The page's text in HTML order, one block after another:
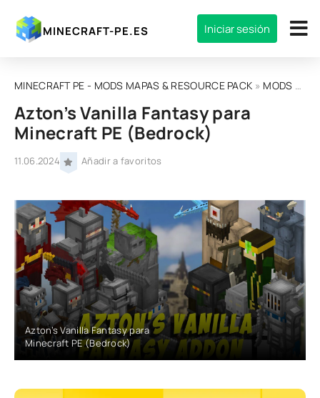
MINECRAFT-PE.ES Iniciar sesión
MINECRAFT PE - MODS MAPAS & RESOURCE PACK » MODS
Azton’s Vanilla Fantasy para
Minecraft PE (Bedrock)
11.06.2024 Añadir a favoritos
Azton’s Vanilla Fantasy para
Minecraft PE (Bedrock)